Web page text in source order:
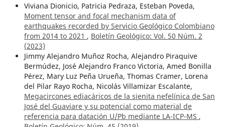
Viviana Dionicio, Patricia Pedraza, Esteban Poveda,
Moment tensor and focal mechanism data of
earthquakes recorded by Servicio Geológico Colombiano
from 2014 to 2021 , Boletín Geológico: Vol. 50 Núm. 2
(2023)
Jimmy Alejandro Muñoz Rocha, Alejandro Piraquive
Bermúdez, José Alejandro Franco Victoria, Amed Bonilla
Pérez, Mary Luz Peña Urueña, Thomas Cramer, Lorena
del Pilar Rayo Rocha, Nicolás Villamizar Escalante,
Megacircones ediacáricos de la sienita nefelínica de San
José del Guaviare y su potencial como material de
referencia para datación U/Pb mediante LA-ICP-MS ,